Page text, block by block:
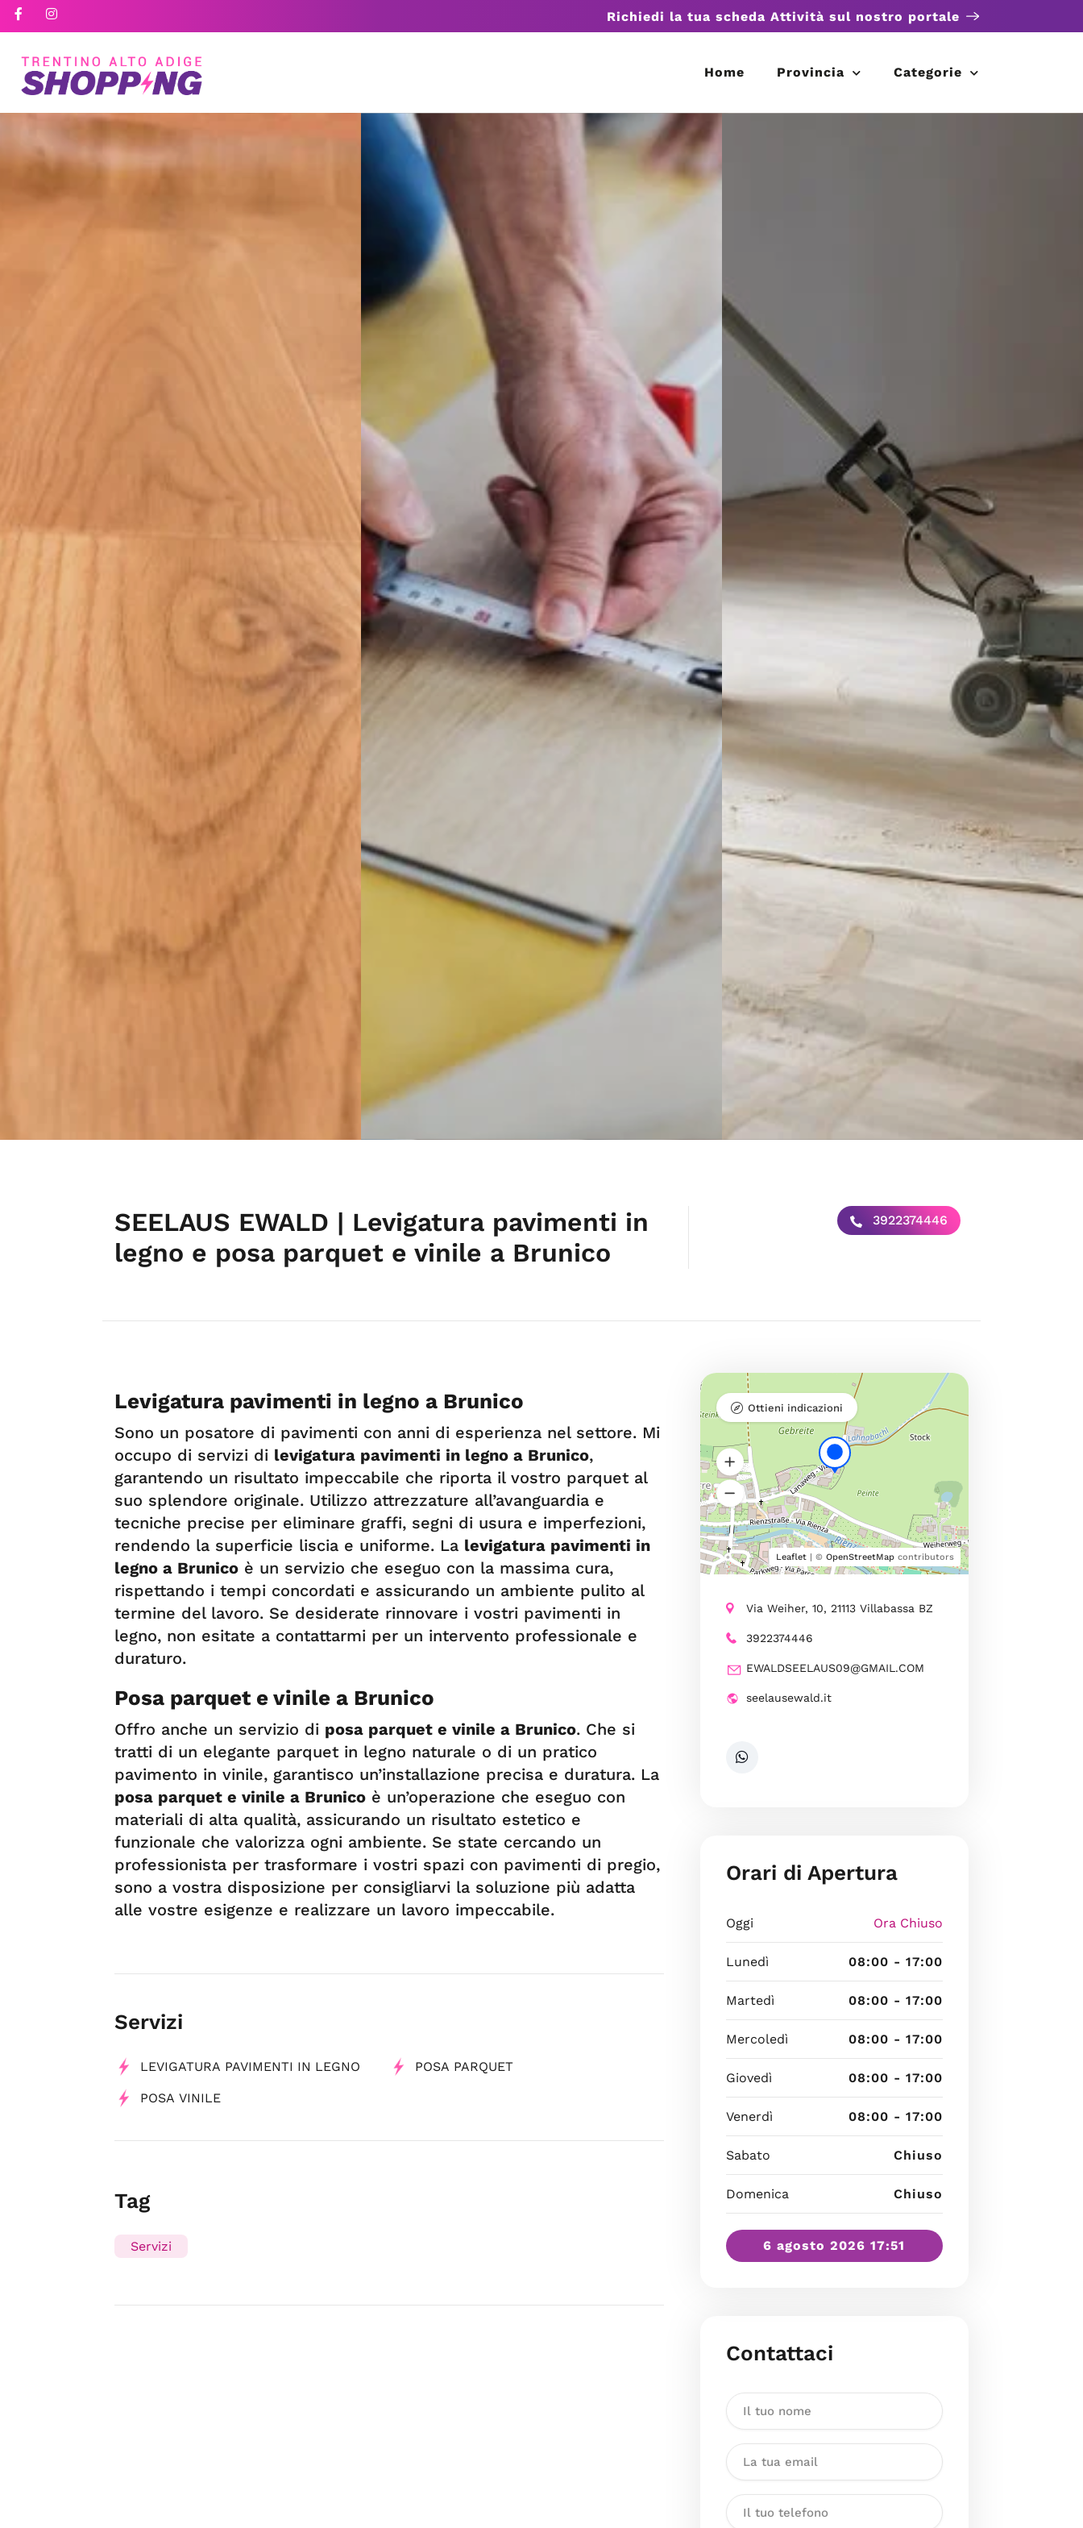
Richiedi la tua scheda Attività sul nostro portale
Home Provincia Categorie
SEELAUS EWALD | Levigatura pavimenti in
legno e posa parquet e vinile a Brunico
3922374446
Levigatura pavimenti in legno a Brunico
Sono un posatore di pavimenti con anni di esperienza nel settore. Mi
occupo di servizi di levigatura pavimenti in legno a Brunico,
garantendo un risultato impeccabile che riporta il vostro parquet al
suo splendore originale. Utilizzo attrezzature all’avanguardia e
tecniche precise per eliminare graffi, segni di usura e imperfezioni,
rendendo la superficie liscia e uniforme. La levigatura pavimenti in
legno a Brunico è un servizio che eseguo con la massima cura,
rispettando i tempi concordati e assicurando un ambiente pulito al
termine del lavoro. Se desiderate rinnovare i vostri pavimenti in
legno, non esitate a contattarmi per un intervento professionale e
duraturo.
Posa parquet e vinile a Brunico
Offro anche un servizio di posa parquet e vinile a Brunico. Che si
tratti di un elegante parquet in legno naturale o di un pratico
pavimento in vinile, garantisco un’installazione precisa e duratura. La
posa parquet e vinile a Brunico è un’operazione che eseguo con
materiali di alta qualità, assicurando un risultato estetico e
funzionale che valorizza ogni ambiente. Se state cercando un
professionista per trasformare i vostri spazi con pavimenti di pregio,
sono a vostra disposizione per consigliarvi la soluzione più adatta
alle vostre esigenze e realizzare un lavoro impeccabile.
Servizi
LEVIGATURA PAVIMENTI IN LEGNO POSA PARQUET
POSA VINILE
Tag
Servizi
Leaflet| © OpenStreetMapcontributors
Ottieni indicazioni
Via Weiher, 10, 21113 Villabassa BZ
3922374446
EWALDSEELAUS09@GMAIL.COM
seelausewald.it
Orari di Apertura
Oggi Ora Chiuso
Lunedì 08:00 - 17:00
Martedì 08:00 - 17:00
Mercoledì 08:00 - 17:00
Giovedì 08:00 - 17:00
Venerdì 08:00 - 17:00
Sabato Chiuso
Domenica Chiuso
6 agosto 2026 17:51
Contattaci